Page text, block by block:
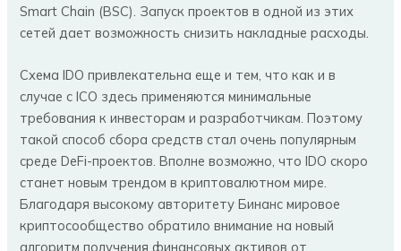
Smart Chain (BSC). Запуск проектов в одной из этих
сетей дает возможность снизить накладные расходы.
Схема IDO привлекательна еще и тем, что как и в
случае с ICO здесь применяются минимальные
требования к инвесторам и разработчикам. Поэтому
такой способ сбора средств стал очень популярным
среде DeFi-проектов. Вполне возможно, что IDO скоро
станет новым трендом в криптовалютном мире.
Благодаря высокому авторитету Бинанс мировое
криптосообщество обратило внимание на новый
алгоритм получения финансовых активов от